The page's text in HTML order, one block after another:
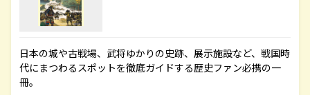
日本の城や古戦場、武将ゆかりの史跡、展示施設など、戦国時
代にまつわるスポットを徹底ガイドする歴史ファン必携の一
冊。